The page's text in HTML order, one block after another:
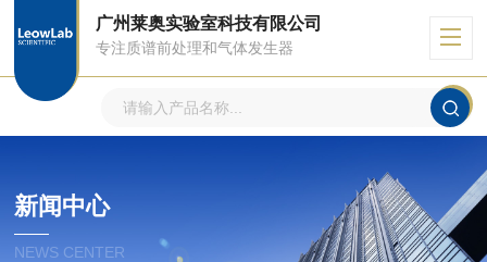
广州莱奥实验室科技有限公司
专注质谱前处理和气体发生器
新闻中心
NEWS CENTER